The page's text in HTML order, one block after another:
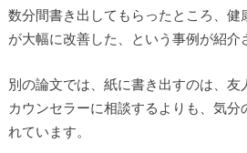
数分間書き出してもらったところ、健
が大幅に改善した、という事例が紹介
別の論文では、紙に書き出すのは、
カウンセラーに相談するよりも、気分
れています。